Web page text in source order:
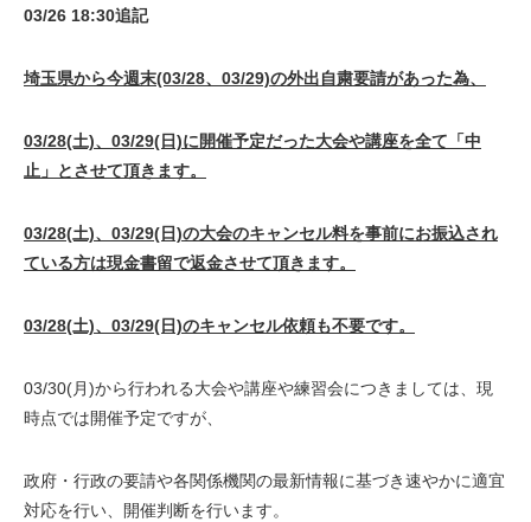
03/26 18:30追記
埼玉県から今週末(03/28、03/29)の外出自粛要請があった為、
03/28(土)、03/29(日)に開催予定だった大会や講座を全て「中
止」とさせて頂きます。
03/28(土)、03/29(日)の大会のキャンセル料を事前にお振込され
ている方は現金書留で返金させて頂きます。
03/28(土)、03/29(日)のキャンセル依頼も不要です。
03/30(月)から行われる大会や講座や練習会につきましては、現
時点では開催予定ですが、
政府・行政の要請や各関係機関の最新情報に基づき速やかに適宜
対応を行い、開催判断を行います。